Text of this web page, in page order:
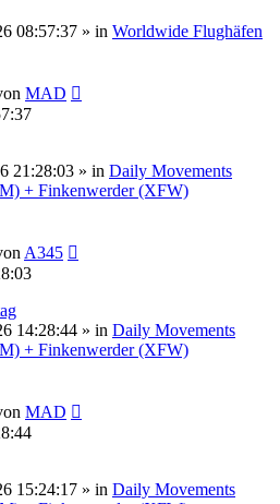
08:57:37 » in Worldwide Flughäfen
MAD
21:28:03 » in Daily Movements
+ Finkenwerder (XFW)
A345
14:28:44 » in Daily Movements
+ Finkenwerder (XFW)
MAD
15:24:17 » in Daily Movements